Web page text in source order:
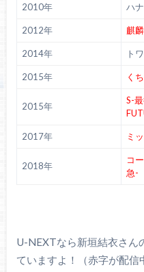
2010年 ハ
2012年 麒
2014年 ト
2015年 く
2015年
S-
2017年 ミ
2018年
コ
急-
U-NEXTなら新垣結衣さん
ていますよ！（赤字が配信